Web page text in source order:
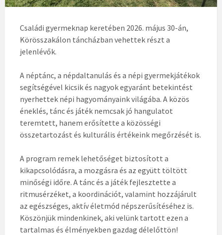
Családi gyermeknap keretében 2026. május 30-án,
Körösszakálon táncházban vehettek részt a
jelenlévők.
A néptánc, a népdaltanulás és a népi gyermekjátékok
segítségével kicsik és nagyok egyaránt betekintést
nyerhettek népi hagyományaink világába. A közös
éneklés, tánc és játék nemcsak jó hangulatot
teremtett, hanem erősítette a közösségi
összetartozást és kulturális értékeink megőrzését is.
A program remek lehetőséget biztosított a
kikapcsolódásra, a mozgásra és az együtt töltött
minőségi időre. A tánc és a játék fejlesztette a
ritmusérzéket, a koordinációt, valamint hozzájárult
az egészséges, aktív életmód népszerűsítéséhez is.
Köszönjük mindenkinek, aki velünk tartott ezen a
tartalmas és élményekben gazdag délelőttön!